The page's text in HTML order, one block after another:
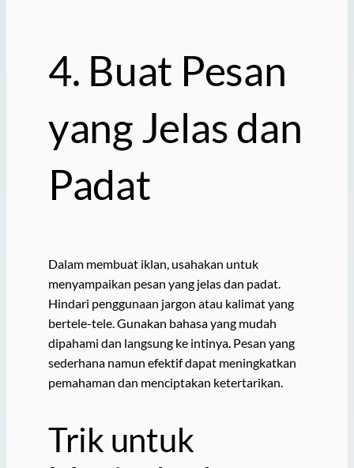
4. Buat Pesan
yang Jelas dan
Padat
Dalam membuat iklan, usahakan untuk
menyampaikan pesan yang jelas dan padat.
Hindari penggunaan jargon atau kalimat yang
bertele-tele. Gunakan bahasa yang mudah
dipahami dan langsung ke intinya. Pesan yang
sederhana namun efektif dapat meningkatkan
pemahaman dan menciptakan ketertarikan.
Trik untuk